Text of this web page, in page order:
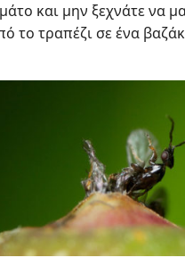
και μην ξεχνάτε να
το τραπέζι σε ένα